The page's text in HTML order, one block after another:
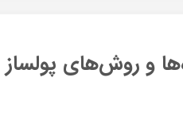
و روش‌های